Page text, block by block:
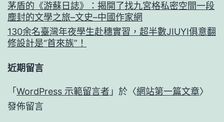
茅盾的《游蘇日誌》：揭開了找九宮格私密空間一段
塵封的文學之旅–文史–中國作家網
130余名臺灣年夜學生赴穗實習，超半數JIUYI俱意翻
修設計是“首來族”！
近期留言
「 WordPress 示範留言者 」於〈網站第一篇文章〉
發佈留言